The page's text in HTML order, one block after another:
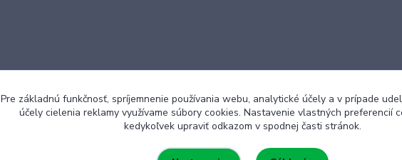
Pre základnú funkčnosť, spríjemnenie používania webu, analytické účely a v prípade
účely cielenia reklamy využívame súbory cookies. Nastavenie vlastných preferencií
kedykoľvek upraviť odkazom v spodnej časti stránok.